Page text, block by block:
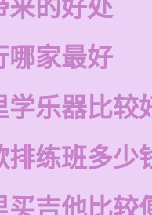
来的好处
哪家最好
学乐器比较
排练班多少
买吉他比较